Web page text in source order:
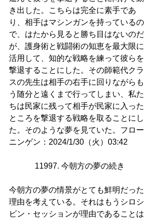
き出した。こちらは完全に素手であ
り、相手はマシンガンを持っているの
で、はたから見ると勝ち目はないのだ
が、護身術と戦闘術の知恵を最大限に
活用して、知的な戦略を練って彼らを
撃退することにした。その師範代クラ
スの先生は相手の右手に回りながらも
う随分と遠くまで行ってしまい、私た
ちは民家に残って相手が民家に入った
ところを撃退する戦略を取ることにし
た。そのような夢を見ていた。フロー
ニンゲン：2024/1/30（火）03:42
11997. 今朝方の夢の続き
今朝方の夢の情景がとても鮮明だった
理由を考えている。それはもうシロシ
ビン・セッションが理由であることは